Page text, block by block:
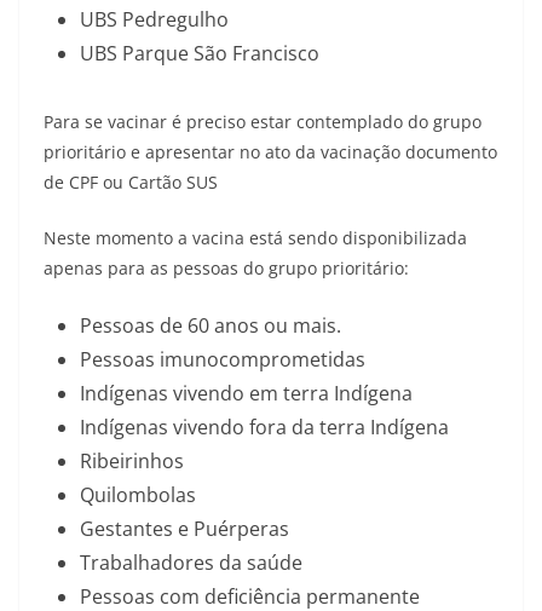
UBS Pedregulho
UBS Parque São Francisco
Para se vacinar é preciso estar contemplado do grupo
prioritário e apresentar no ato da vacinação documento
de CPF ou Cartão SUS
Neste momento a vacina está sendo disponibilizada
apenas para as pessoas do grupo prioritário:
Pessoas de 60 anos ou mais.
Pessoas imunocomprometidas
Indígenas vivendo em terra Indígena
Indígenas vivendo fora da terra Indígena
Ribeirinhos
Quilombolas
Gestantes e Puérperas
Trabalhadores da saúde
Pessoas com deficiência permanente